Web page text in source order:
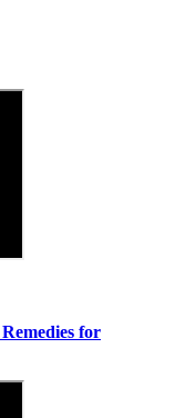
Remedies for